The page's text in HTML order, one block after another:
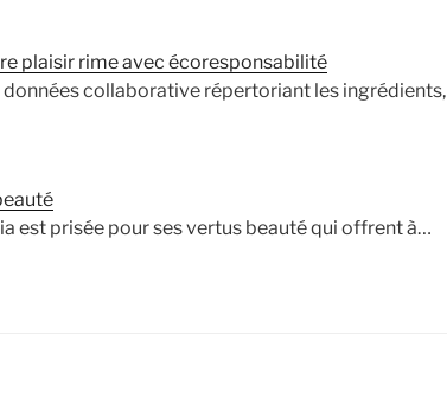
plaisir rime avec écoresponsabilité
données collaborative répertoriant les ingrédients,
est prisée pour ses vertus beauté qui offrent à…